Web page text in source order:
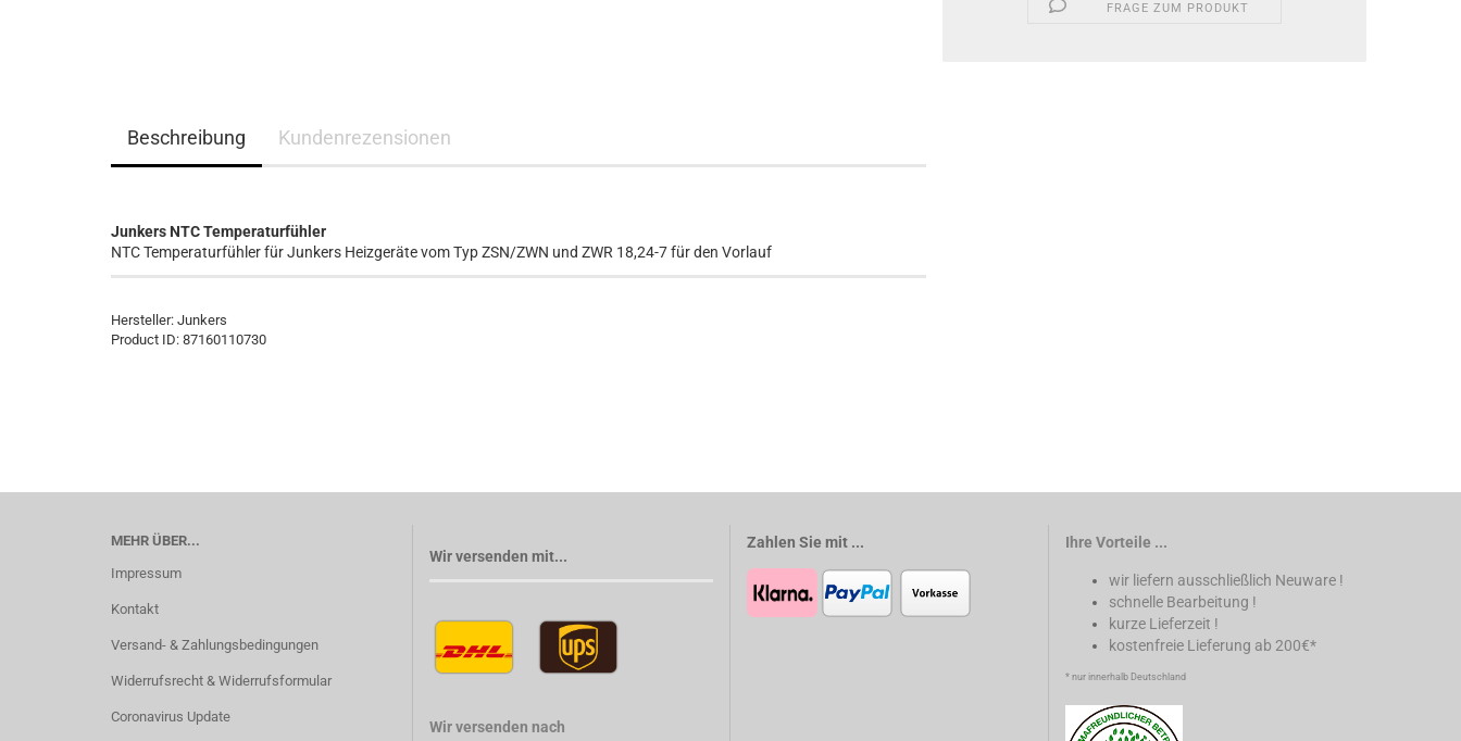
FRAGE ZUM PRODUKT
Beschreibung Kundenrezensionen
Junkers NTC Temperaturfühler
NTC Temperaturfühler für Junkers Heizgeräte vom Typ ZSN/ZWN und ZWR 18,24-7 für den Vorlauf
Hersteller: Junkers
Product ID: 87160110730
MEHR ÜBER...
Impressum
Kontakt
Versand- & Zahlungsbedingungen
Widerrufsrecht & Widerrufsformular
Coronavirus Update
Wir versenden mit...
Wir versenden nach
Zahlen Sie mit ... Ihre Vorteile ...
wir liefern ausschließlich Neuware !
schnelle Bearbeitung !
kurze Lieferzeit !
kostenfreie Lieferung ab 200€*
* nur innerhalb Deutschland